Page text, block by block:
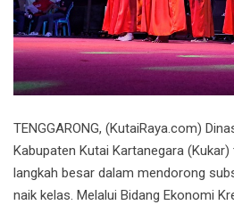
TENGGARONG, (KutaiRaya.com)
Kabupaten Kutai Kartanegara
langkah besar dalam mendorong
naik kelas. Melalui Bidang Ekonomi